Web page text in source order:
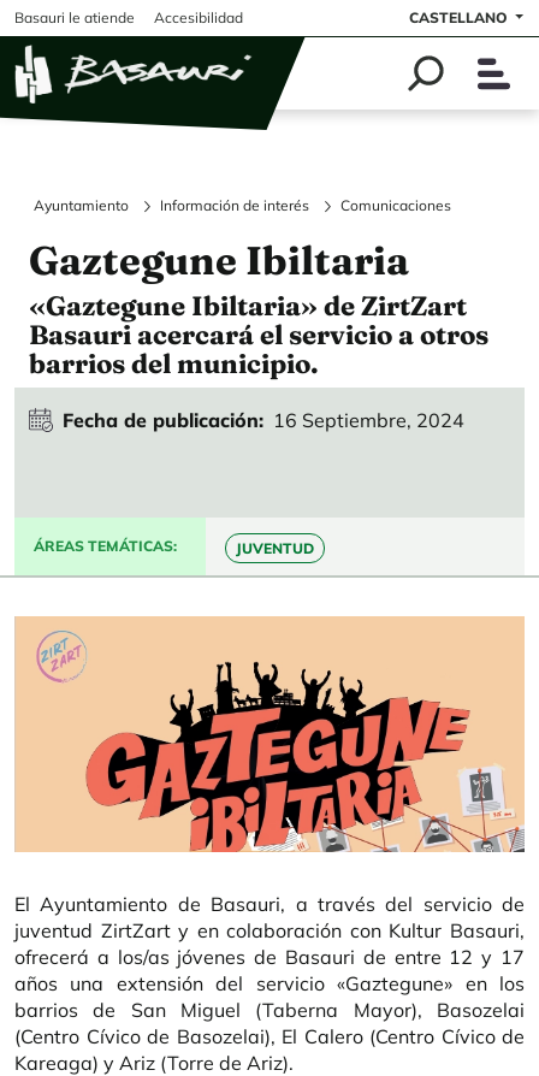
Pasar al contenido principal
Basauri le atiende Accesibilidad CASTELLANO
Ayuntamiento Información de interés Comunicaciones
Gaztegune Ibiltaria
«Gaztegune Ibiltaria» de ZirtZart
Basauri acercará el servicio a otros
barrios del municipio.
Fecha de publicación 16 Septiembre, 2024
ÁREAS TEMÁTICAS JUVENTUD
El Ayuntamiento de Basauri, a través del servicio de
juventud ZirtZart y en colaboración con Kultur Basauri,
ofrecerá a los/as jóvenes de Basauri de entre 12 y 17
años una extensión del servicio «Gaztegune» en los
barrios de San Miguel (Taberna Mayor), Basozelai
(Centro Cívico de Basozelai), El Calero (Centro Cívico de
Kareaga) y Ariz (Torre de Ariz).